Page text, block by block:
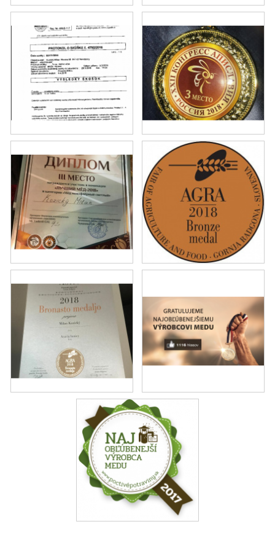
DARČEKOVÝ POUKAZ
VČELÁRSKE POTREBY
LITERATÚRA - KNIHY
AKCIE A ZĽAVY
NOVINKY
ČOKOLÁDA
VÝŽIVOVÉ DOPLNKY
Kamenná predajňa Náš príbeh Články
Napísali o nás
Kontakty
Doprava a platba
Najčastejšie otázky FAQ
Fotogaléria
Obchodné podmienky
Ochrana osobných údajov
Vrátenie tovaru, výmena a reklamácie
Veľkoobchod